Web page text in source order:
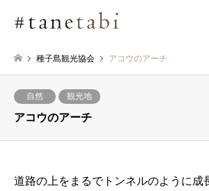
種子島観光協会 アコウのアーチ
自然 観光地
アコウのアーチ
道路の上をまるでトンネルのように成